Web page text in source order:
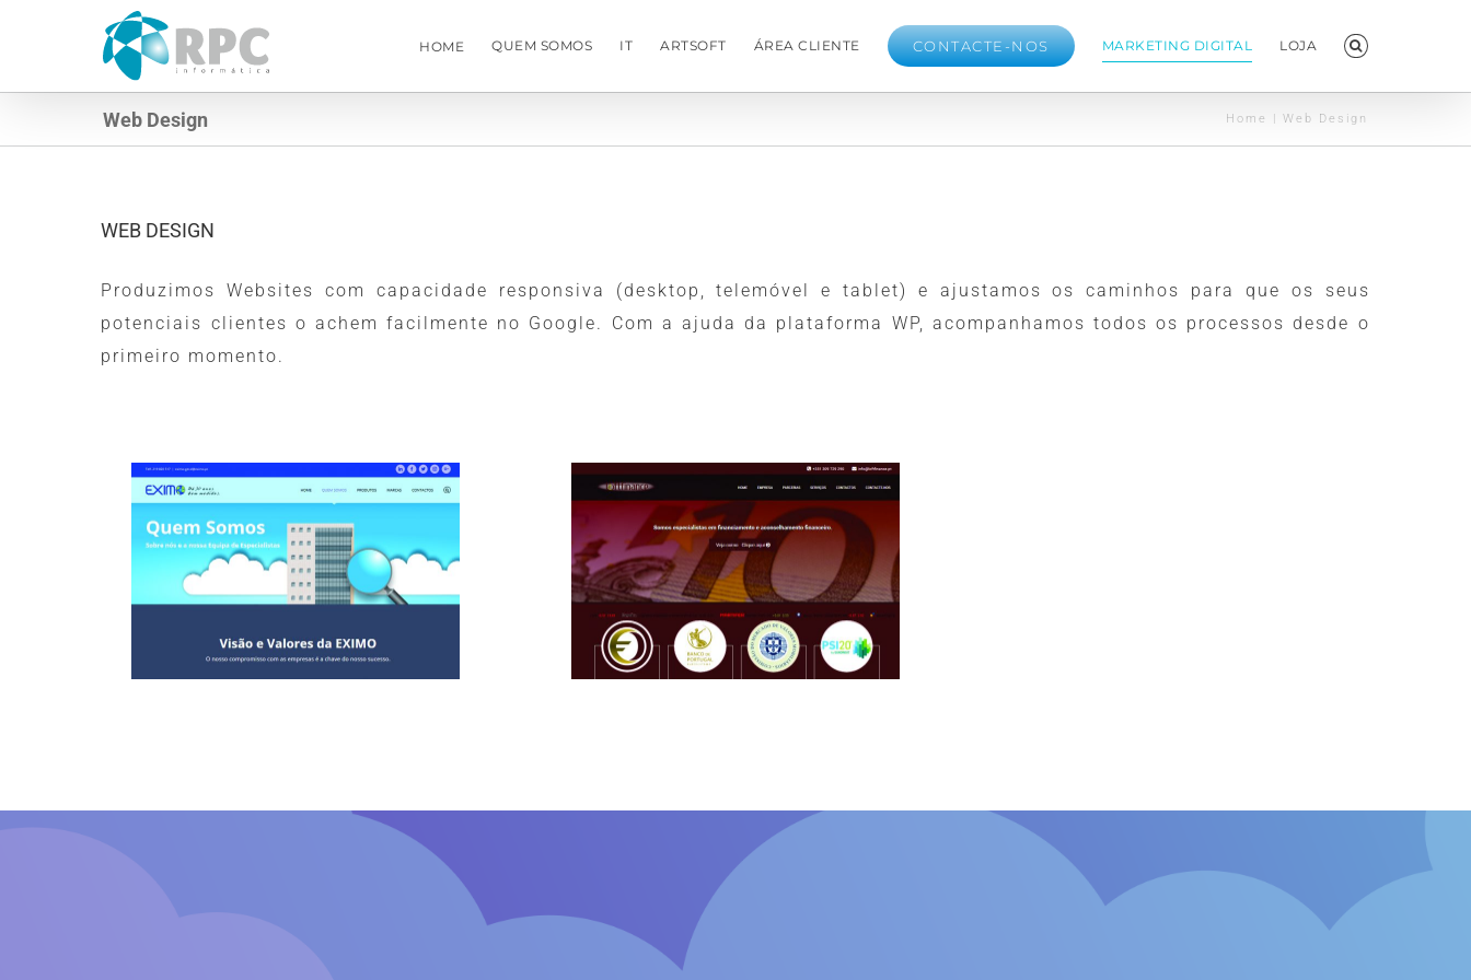
HOME QUEM SOMOS IT ARTSOFT ÁREA CLIENTE CONTACTE-NOS MARKETING DIGITAL LOJA
Web Design Home Web Design
WEB DESIGN
Produzimos Websites com capacidade responsiva (desktop, telemóvel e tablet) e ajustamos os caminhos para que os seus
potenciais clientes o achem facilmente no Google. Com a ajuda da plataforma WP, acompanhamos todos os processos desde o
primeiro momento.